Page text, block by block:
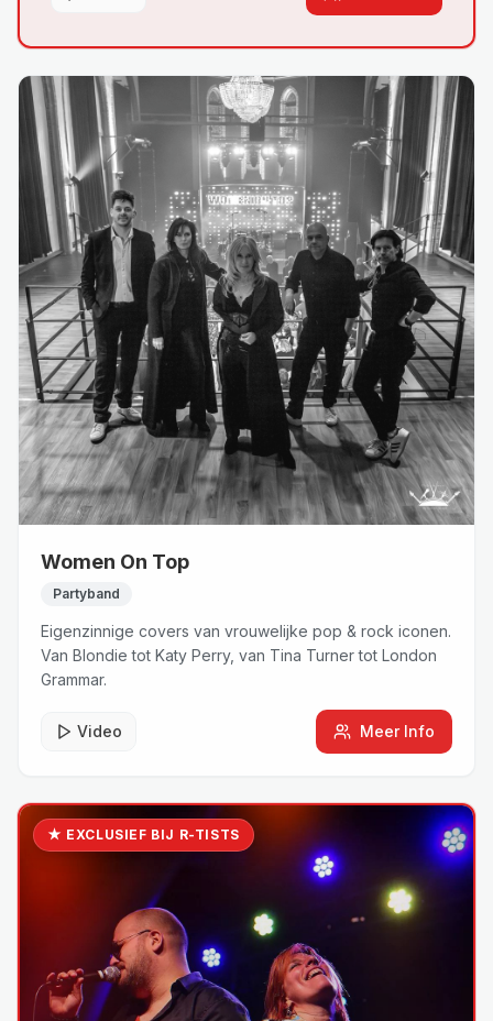
Women On Top
Partyband
Eigenzinnige covers van vrouwelijke pop & rock iconen.
Van Blondie tot Katy Perry, van Tina Turner tot London
Grammar.
Video Meer Info
★ EXCLUSIEF BIJ R-TISTS